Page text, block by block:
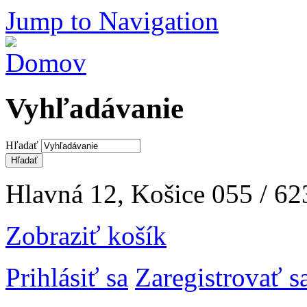
Jump to Navigation
Vyhľadávanie
Hľadať
Hlavná 12, Košice 055 /
Zobraziť košík
Prihlásiť sa Zaregistrovať